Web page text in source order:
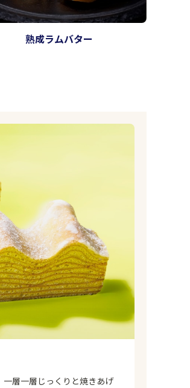
熟成ラムバター
層一層じっくりと焼きあげ